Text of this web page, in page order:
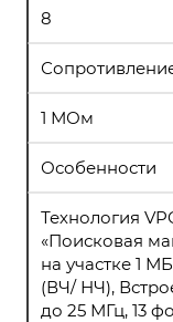
8
1 МОм
Особенности
Технология
«Поисковая
на участке 1
(ВЧ/ НЧ),
до 25 МГц, 13